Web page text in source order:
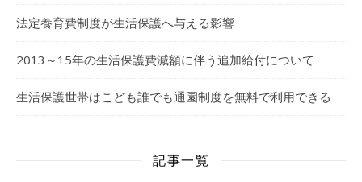
法定養育費制度が生活保護へ与える影響
2013～15年の生活保護費減額に伴う追加給付について
生活保護世帯はこども誰でも通園制度を無料で利用できる
記事一覧